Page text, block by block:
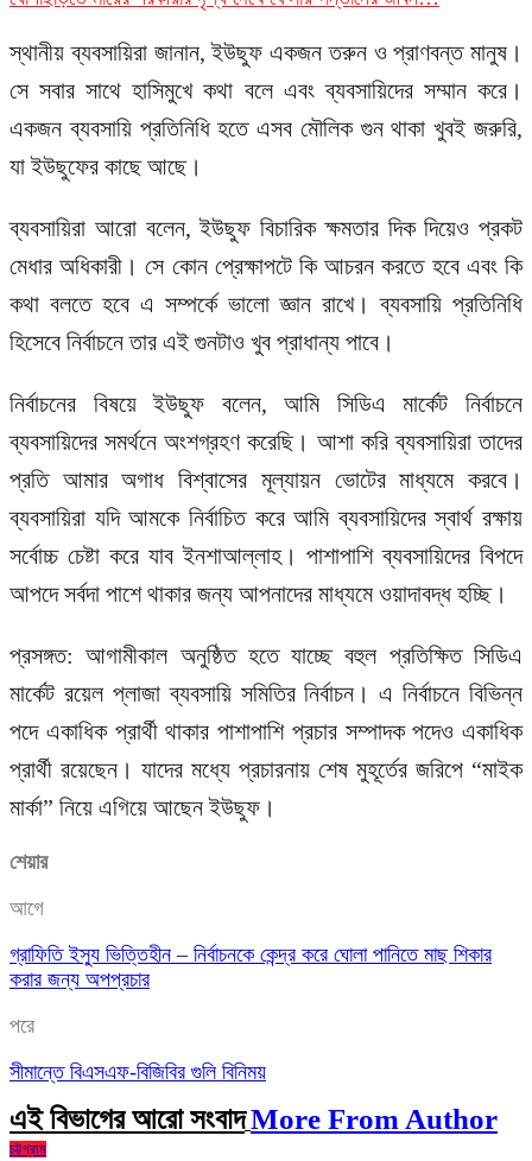
স্থানীয় ব্যবসায়িরা জানান, ইউছুফ একজন তরুন ও প্রাণবন্ত মানুষ।
সে সবার সাথে হাসিমুখে কথা বলে এবং ব্যবসায়িদের সম্মান করে।
একজন ব্যবসায়ি প্রতিনিধি হতে এসব মৌলিক গুন থাকা খুবই জরুরি,
যা ইউছুফের কাছে আছে।
ব্যবসায়িরা আরো বলেন, ইউছুফ বিচারিক ক্ষমতার দিক দিয়েও প্রকট
মেধার অধিকারী। সে কোন প্রেক্ষাপটে কি আচরন করতে হবে এবং কি
কথা বলতে হবে এ সম্পর্কে ভালো জ্ঞান রাখে। ব্যবসায়ি প্রতিনিধি
হিসেবে নির্বাচনে তার এই গুনটাও খুব প্রাধান্য পাবে।
নির্বাচনের বিষয়ে ইউছুফ বলেন, আমি সিডিএ মার্কেট নির্বাচনে
ব্যবসায়িদের সমর্থনে অংশগ্রহণ করেছি। আশা করি ব্যবসায়িরা তাদের
প্রতি আমার অগাধ বিশ্বাসের মূল্যায়ন ভোটের মাধ্যমে করবে।
ব্যবসায়িরা যদি আমকে নির্বাচিত করে আমি ব্যবসায়িদের স্বার্থ রক্ষায়
সর্বোচ্চ চেষ্টা করে যাব ইনশাআল্লাহ। পাশাপাশি ব্যবসায়িদের বিপদে
আপদে সর্বদা পাশে থাকার জন্য আপনাদের মাধ্যমে ওয়াদাবদ্ধ হচ্ছি।
প্রসঙ্গত: আগামীকাল অনুষ্ঠিত হতে যাচ্ছে বহুল প্রতিক্ষিত সিডিএ
মার্কেট রয়েল প্লাজা ব্যবসায়ি সমিতির নির্বাচন। এ নির্বাচনে বিভিন্ন
পদে একাধিক প্রার্থী থাকার পাশাপাশি প্রচার সম্পাদক পদেও একাধিক
প্রার্থী রয়েছেন। যাদের মধ্যে প্রচারনায় শেষ মুহূর্তের জরিপে “মাইক
মার্কা” নিয়ে এগিয়ে আছেন ইউছুফ।
শেয়ার
আগে
গ্রাফিতি ইস্যু ভিত্তিহীন – নির্বাচনকে কেন্দ্র করে ঘোলা পানিতে মাছ শিকার
করার জন্য অপপ্রচার
পরে
সীমান্তে বিএসএফ-বিজিবির গুলি বিনিময়
এই বিভাগের আরো সংবাদMore From Author
চট্টগ্রাম